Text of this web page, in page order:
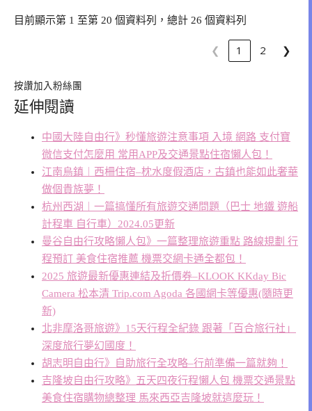
目前顯示第 1 至第 20 個資料列，總計 26 個資料列
❮ 1 2 ❯
按讚加入粉絲團
延伸閱讀
中國大陸自由行》秒懂旅遊注意事項 入境 網路 支付寶
微信支付怎麼用 常用APP及交通景點住宿懶人包！
江南烏鎮︱西柵住宿–枕水度假酒店，古鎮也能如此奢華
做個貴族夢！
杭州西湖︱一篇搞懂所有旅遊交通問題（巴士 地鐵 遊船
計程車 自行車）2024.05更新
曼谷自由行攻略懶人包》一篇整理旅遊重點 路線規劃 行
程預訂 美食住宿推薦 機票交網卡通全都包！
2025 旅遊最新優惠連結及折價券–KLOOK KKday Bic
Camera 松本清 Trip.com Agoda 各國網卡等優惠(隨時更
新)
北非摩洛哥旅遊》15天行程全紀錄 跟著「百合旅行社」
深度旅行夢幻國度！
胡志明自由行》自助旅行全攻略–行前準備一篇就夠！
吉隆坡自由行攻略》五天四夜行程懶人包 機票交通景點
美食住宿購物總整理 馬來西亞吉隆坡就這麼玩！